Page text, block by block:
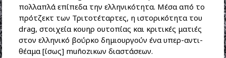
πολλαπλά επίπεδα την ελληνικότητα. Μέσα από το
πρότζεκτ των Τριτοτέταρτες, η ιστορικότητα του
drag, στοιχεία κουηρ ουτοπίας και κριτικές ματιές
στον ελληνικό βούρκο δημιουργούν ένα υπερ-αντι-
θέαμα [ίσως] muñozικων διαστάσεων.